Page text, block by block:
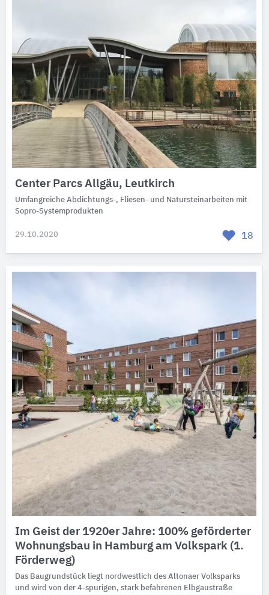
Center Parcs Allgäu, Leutkirch
Umfangreiche Abdichtungs-, Fliesen- und Natursteinarbeiten mit
Sopro-Systemprodukten
29.10.2020 18
Im Geist der 1920er Jahre: 100% geförderter
Wohnungsbau in Hamburg am Volkspark (1.
Förderweg)
Das Baugrundstück liegt nordwestlich des Altonaer Volksparks
und wird von der 4-spurigen, stark befahrenen Elbgaustraße